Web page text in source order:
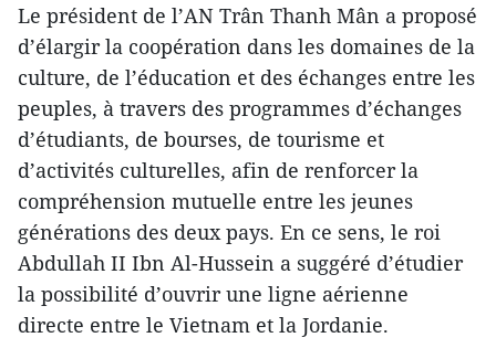
Le président de l’AN Trân Thanh Mân a proposé
d’élargir la coopération dans les domaines de la
culture, de l’éducation et des échanges entre les
peuples, à travers des programmes d’échanges
d’étudiants, de bourses, de tourisme et
d’activités culturelles, afin de renforcer la
compréhension mutuelle entre les jeunes
générations des deux pays. En ce sens, le roi
Abdullah II Ibn Al-Hussein a suggéré d’étudier
la possibilité d’ouvrir une ligne aérienne
directe entre le Vietnam et la Jordanie.